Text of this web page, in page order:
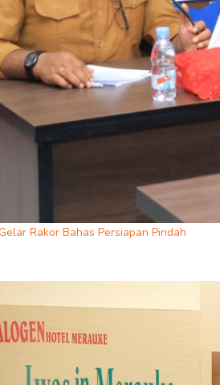
Rakor Bahas Persiapan Pindah